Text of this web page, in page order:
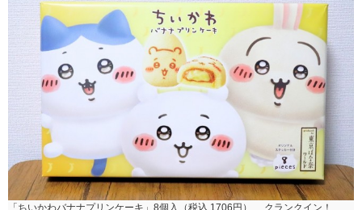
「ちいかわバナナプリンケーキ」8個入（税込 1706円） クランクイン！